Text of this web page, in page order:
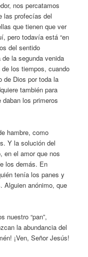
nos percatamos
las profecías del
que tienen que ver
pero todavía está “en
del sentido
la segunda venida
los tiempos, cuando
de Dios por toda la
también para
los primeros
hambre, como
Y la solución del
en el amor que nos
los demás. En
tenía los panes y
Alguien anónimo, que
nuestro “pan”,
la abundancia del
¡Ven, Señor Jesús!